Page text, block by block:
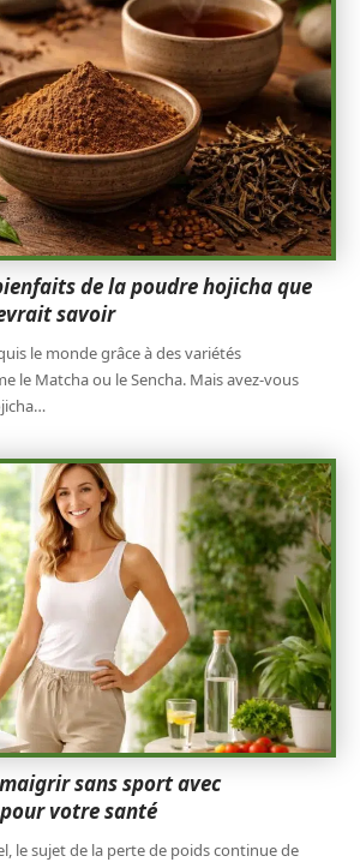
de la poudre hojicha que
savoir
le monde grâce à des variétés
le Matcha ou le Sencha. Mais avez-vous
…
sans sport avec
votre santé
le sujet de la perte de poids continue de